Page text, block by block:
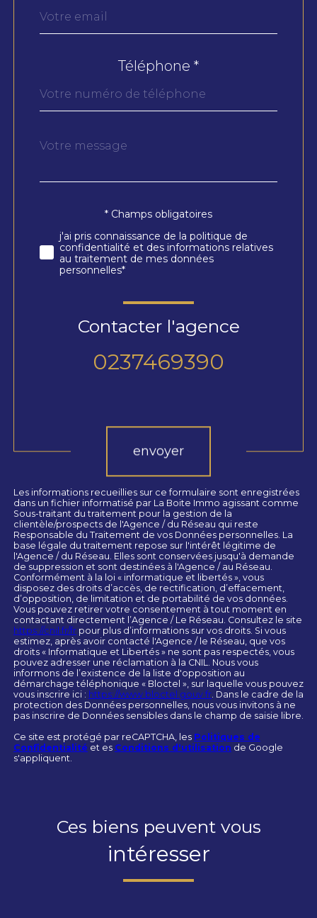
Téléphone *
Fieldset
défaut
Message
Validation* Champs obligatoires
j'ai pris connaissance de la politique de
confidentialité et des informations relatives
au traitement de mes données
personnelles*
Contacter l'agence
0237469390
envoyer
Les informations recueillies sur ce formulaire sont enregistrées
dans un fichier informatisé par La Boite Immo agissant comme
Sous-traitant du traitement pour la gestion de la
clientèle/prospects de l'Agence / du Réseau qui reste
Responsable du Traitement de vos Données personnelles. La
base légale du traitement repose sur l'intérêt légitime de
l'Agence / du Réseau. Elles sont conservées jusqu'à demande
de suppression et sont destinées à l'Agence / au Réseau.
Conformément à la loi « informatique et libertés », vous
disposez des droits d’accès, de rectification, d’effacement,
d’opposition, de limitation et de portabilité de vos données.
Vous pouvez retirer votre consentement à tout moment en
contactant directement l’Agence / Le Réseau. Consultez le site
https://cnil.fr/fr pour plus d’informations sur vos droits. Si vous
estimez, après avoir contacté l'Agence / le Réseau, que vos
droits « Informatique et Libertés » ne sont pas respectés, vous
pouvez adresser une réclamation à la CNIL. Nous vous
informons de l’existence de la liste d'opposition au
démarchage téléphonique « Bloctel », sur laquelle vous pouvez
vous inscrire ici : https://www.bloctel.gouv.fr. Dans le cadre de la
protection des Données personnelles, nous vous invitons à ne
pas inscrire de Données sensibles dans le champ de saisie libre.
Ce site est protégé par reCAPTCHA, les Politiques de
Confidentialité et es Conditions d'utilisation de Google
s'appliquent.
Ces biens peuvent vous
intéresser